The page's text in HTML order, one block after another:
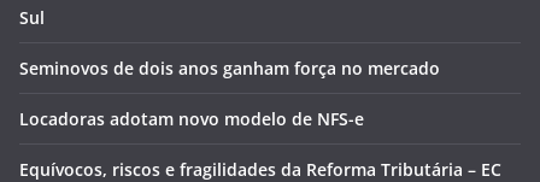
Sul
Seminovos de dois anos ganham força no mercado
Locadoras adotam novo modelo de NFS-e
Equívocos, riscos e fragilidades da Reforma Tributária – EC